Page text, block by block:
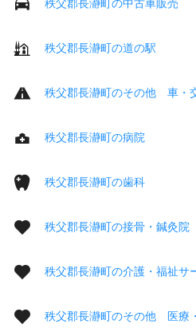
秩父郡長瀞町の中古車販売
秩父郡長瀞町の道の駅
秩父郡長瀞町のその他 車・
秩父郡長瀞町の病院
秩父郡長瀞町の歯科
秩父郡長瀞町の接骨・鍼灸院
秩父郡長瀞町の介護・福祉サ
秩父郡長瀞町のその他 医療